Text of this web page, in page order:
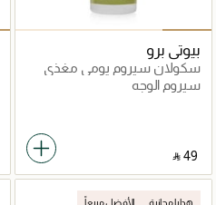
بيوتي برو
سكولان سيروم يومي مغذي
سيروم الوجه
‎ ⃁ ⁦49⁩ ‎
هدايا مجانية الأفضل مبيعاً